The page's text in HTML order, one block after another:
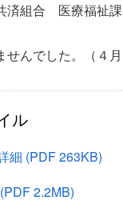
済組合 医療福祉課
せんでした。（４月
ル
細 (PDF 263KB)
(PDF 2.2MB)